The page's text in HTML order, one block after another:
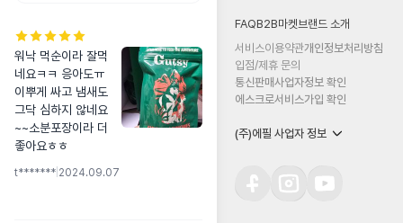
워낙 먹순이라 잘먹
네요ㅋㅋ 응아도ㅠ
이뿌게 싸고 냄새도
그닥 심하지 않네요
~~소분포장이라 더
좋아요ㅎㅎ
t******* 2024.09.07
FAQB2B마켓 브랜드 소개
서비스이용약관개인정보처리방침
입점/제휴 문의
통신판매사업자정보 확인
에스크로서비스가입 확인
(주)에필 사업자 정보